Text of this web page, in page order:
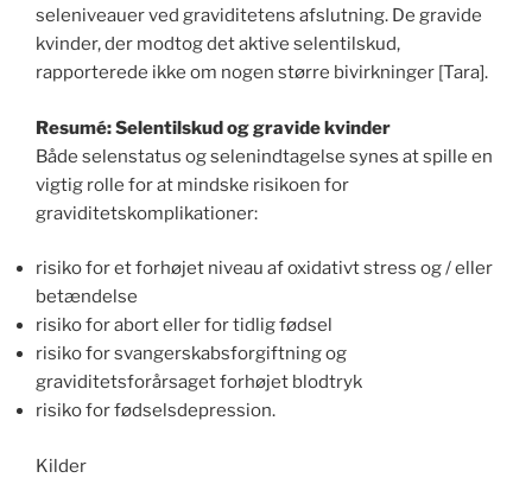
seleniveauer ved graviditetens afslutning. De gravide
kvinder, der modtog det aktive selentilskud,
rapporterede ikke om nogen større bivirkninger [Tara].
Resumé: Selentilskud og gravide kvinder
Både selenstatus og selenindtagelse synes at spille en
vigtig rolle for at mindske risikoen for
graviditetskomplikationer:
risiko for et forhøjet niveau af oxidativt stress og / eller
betændelse
risiko for abort eller for tidlig fødsel
risiko for svangerskabsforgiftning og
graviditetsforårsaget forhøjet blodtryk
risiko for fødselsdepression.
Kilder